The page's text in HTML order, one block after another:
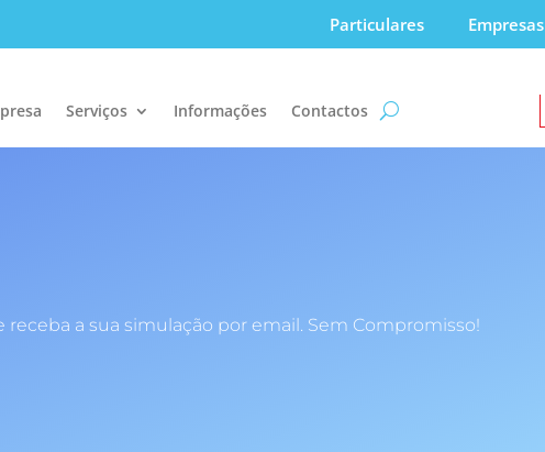
Particulares Empresas
Serviços Informações Contactos
a sua simulação por email. Sem Compromisso!